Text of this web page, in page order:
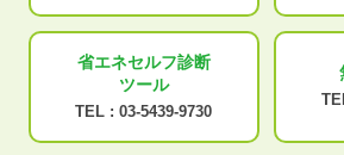
省エネセルフ診断
ツール
TEL : 03-5439-9730